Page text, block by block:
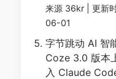
来源 36kr
更新
06-01
字节跳动 AI 智
Coze 3.0 版本
入 Claude